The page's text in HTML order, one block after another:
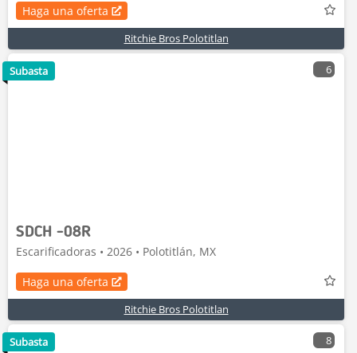
Haga una oferta
Ritchie Bros Polotitlan
6
SDCH -08R
Escarificadoras • 2026 • Polotitlán, MX
Haga una oferta
Ritchie Bros Polotitlan
Subasta
8
Subasta